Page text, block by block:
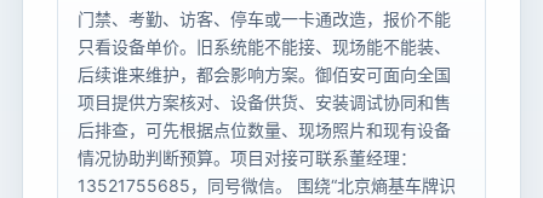
门禁、考勤、访客、停车或一卡通改造，报价不能
只看设备单价。旧系统能不能接、现场能不能装、
后续谁来维护，都会影响方案。御佰安可面向全国
项目提供方案核对、设备供货、安装调试协同和售
后排查，可先根据点位数量、现场照片和现有设备
情况协助判断预算。项目对接可联系董经理：
13521755685，同号微信。 围绕“北京熵基车牌识